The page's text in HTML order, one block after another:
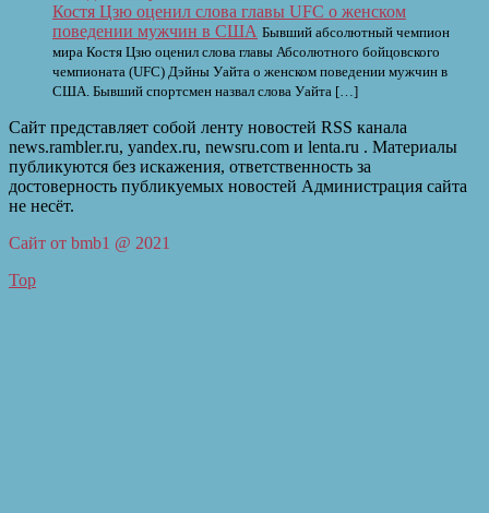
Костя Цзю оценил слова главы UFC о женском
поведении мужчин в США Бывший абсолютный чемпион
мира Костя Цзю оценил слова главы Абсолютного бойцовского
чемпионата (UFC) Дэйны Уайта о женском поведении мужчин в
США. Бывший спортсмен назвал слова Уайта […]
Сайт представляет собой ленту новостей RSS канала
news.rambler.ru, yandex.ru, newsru.com и lenta.ru . Материалы
публикуются без искажения, ответственность за
достоверность публикуемых новостей Администрация сайта
не несёт.
Сайт от bmb1 @ 2021
Top